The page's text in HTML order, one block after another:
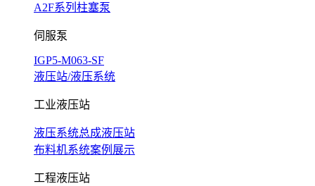
A2F系列柱塞泵
伺服泵
IGP5-M063-SF
液压站/液压系统
工业液压站
液压系统总成液压站
布料机系统案例展示
工程液压站